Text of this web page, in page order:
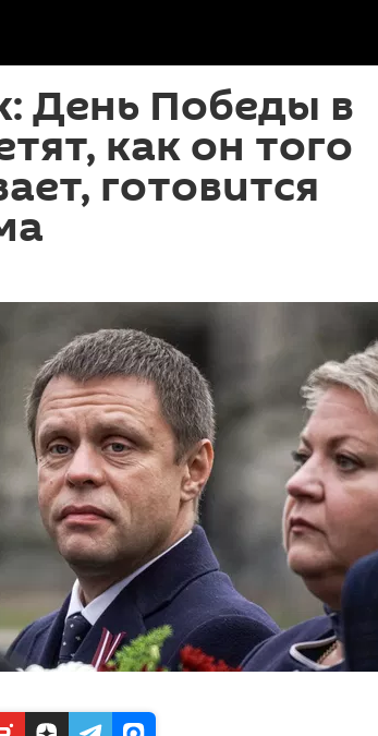
День Победы в
как он того
готовится